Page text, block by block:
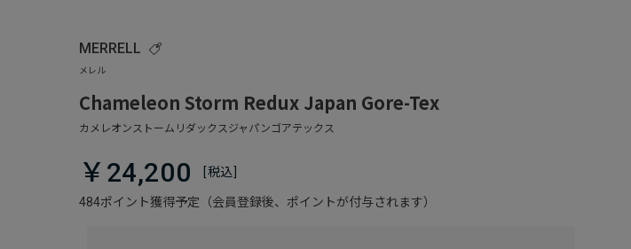
MERRELL
Chameleon Storm Redux Japan Gore-Tex
484ポイント獲得予定（会員登録後、ポイントが付与されます）
￥24,200